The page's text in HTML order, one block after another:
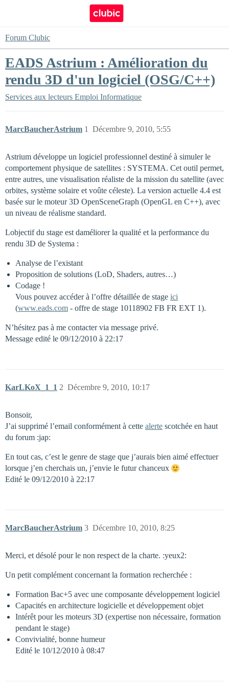
Forum Clubic
EADS Astrium : Amélioration du
rendu 3D d'un logiciel (OSG/C++)
Services aux lecteurs Emploi Informatique
MarcBaucherAstrium Décembre 9, 2010, 5:55
1
Astrium développe un logiciel professionnel destiné à simuler le
comportement physique de satellites : SYSTEMA. Cet outil permet,
entre autres, une visualisation réaliste de la mission du satellite (avec
orbites, système solaire et voûte céleste). La version actuelle 4.4 est
basée sur le moteur 3D OpenSceneGraph (OpenGL en C++), avec
un niveau de réalisme standard.
Lobjectif du stage est daméliorer la qualité et la performance du
rendu 3D de Systema :
Analyse de l’existant
Proposition de solutions (LoD, Shaders, autres…)
Codage !
Vous pouvez accéder à l’offre détaillée de stage ici
(www.eads.com - offre de stage 10118902 FB FR EXT 1).
N’hésitez pas à me contacter via message privé.
Message edité le 09/12/2010 à 22:17
KarLKoX_1_1 Décembre 9, 2010, 10:17
2
Bonsoir,
J’ai supprimé l’email conformément à cette alerte scotchée en haut
du forum :jap:
En tout cas, c’est le genre de stage que j’aurais bien aimé effectuer
lorsque j’en cherchais un, j’envie le futur chanceux
Edité le 09/12/2010 à 22:17
MarcBaucherAstrium Décembre 10, 2010, 8:25
3
Merci, et désolé pour le non respect de la charte. :yeux2:
Un petit complément concernant la formation recherchée :
Formation Bac+5 avec une composante développement logiciel
Capacités en architecture logicielle et développement objet
Intérêt pour les moteurs 3D (expertise non nécessaire, formation
pendant le stage)
Convivialité, bonne humeur
Edité le 10/12/2010 à 08:47